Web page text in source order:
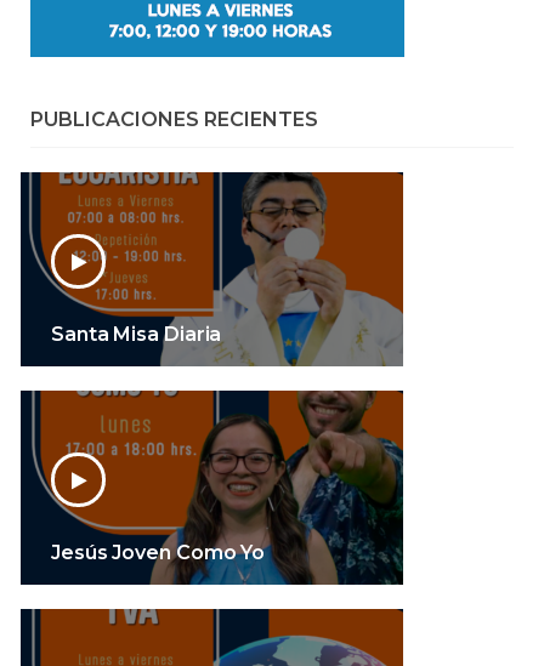
PUBLICACIONES RECIENTES
Santa Misa Diaria
Jesús Joven Como Yo